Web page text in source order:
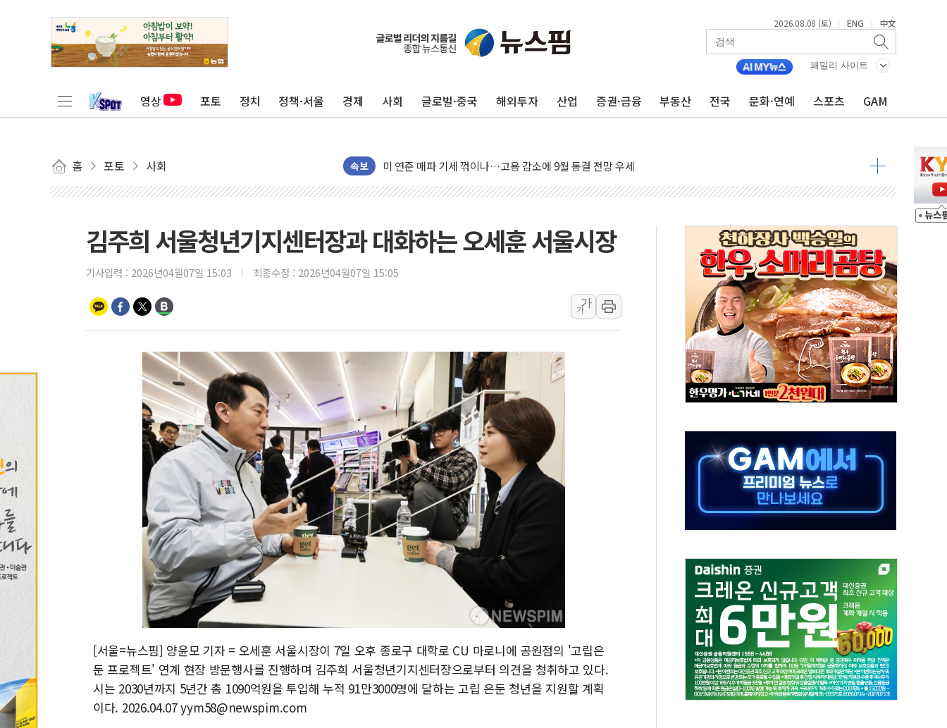
2026.08.08 (토) | ENG | 中文
패밀리 사이트
영상 포토 정치 정책·서울 경제 사회 글로벌·중국 해외투자 산업 증권·금융 부동산 전국 문화·연예 스포츠 GAM
홈 포토 사회 속보
민주, 오늘 제주·인천 경선 결과 발표...'김민석 재역전 vs 정청래 격차 확대'
뉴욕증시, 고용 쇼크에 금리 인상 우려 후퇴…S&P500 최고치
트럼프, 쿡 연준 이사 해임 재추진…"26일까지 의혹 소명" 요구
트럼프, 백신·자폐증 행정명령 검토…"이르면 다음 주"
이란 핵심 원유 수출항 '하르그섬', 최근 1주일 이상 '올스톱'… 美 해상봉쇄 영향
뉴욕증시 프리뷰, 美 고용 쇼크에 금리 인상 우려 후퇴…나스닥 선물 1%대 상승
[종합] 美 7월 고용 2만3000명 감소 '쇼크'…9월 금리 인상 기대 후퇴
뉴욕증시 개장 전 특징주...아틀라시안·클라우드플레어·태양광주↑ VS 트레이드데스크·웬디스↓
보훈부, 미 DPAA와 MOU… "6·25 미군 실종자 7359명 끝까지 찾겠다"
트럼프 "금리 내려야"…파월 때와 달리 워시엔 톤 낮춰
특정 정치인 측근 포항시 정책특보 내정설...포항시 '시끌'
李 "해남 태양광, 대한민국 다음 100년 밑거름…수도권 집중 완화 전환점"
김주희 서울청년기지센터장과 대화하는 오세훈 서울시장
기사입력 : 2026년04월07일 15:03 최종수정 : 2026년04월07일 15:05
가
가
[서울=뉴스핌] 양윤모 기자 = 오세훈 서울시장이 7일 오후 종로구 대학로 CU 마로니에 공원점의 '고립은
둔 프로젝트' 연계 현장 방문행사를 진행하며 김주희 서울청년기지센터장으로부터 의견을 청취하고 있다.
시는 2030년까지 5년간 총 1090억원을 투입해 누적 91만3000명에 달하는 고립 은둔 청년을 지원할 계획
이다. 2026.04.07 yym58@newspim.com